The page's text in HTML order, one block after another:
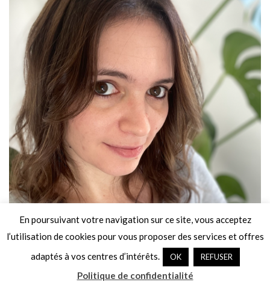
En poursuivant votre navigation sur ce site, vous acceptez
l’utilisation de cookies pour vous proposer des services et offres
adaptés à vos centres d’intérêts.
OK REFUSER
Politique de confidentialité